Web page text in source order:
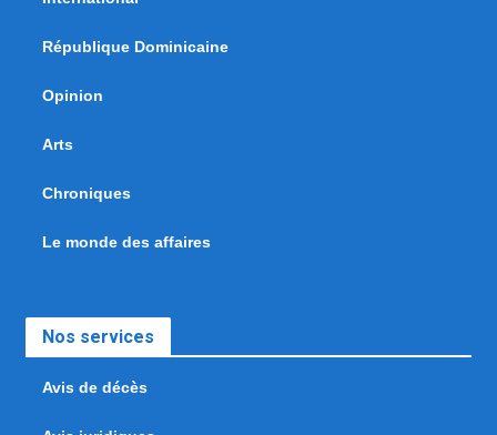
République Dominicaine
Opinion
Arts
Chroniques
Le monde des affaires
Nos services
Avis de décès